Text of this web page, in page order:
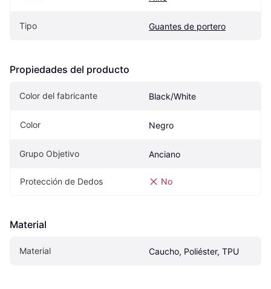
Tipo Guantes de portero
Propiedades del producto
Color del fabricante Black/White
Color Negro
Grupo Objetivo Anciano
Protección de Dedos No
Material
Material Caucho, Poliéster, TPU